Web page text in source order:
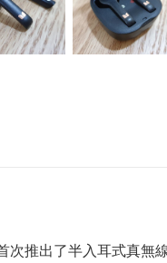
次推出了半入耳式真無